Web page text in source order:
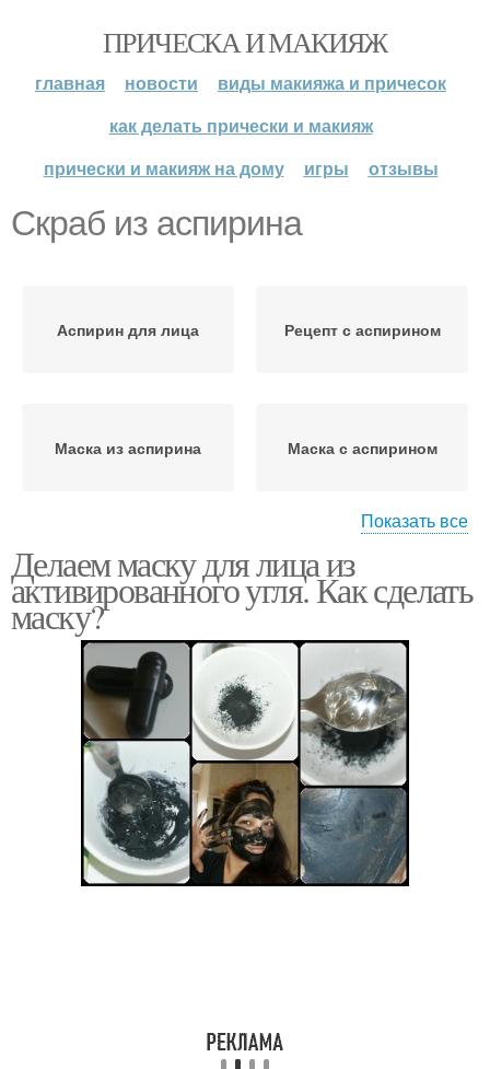
ПРИЧЕСКА И МАКИЯЖ
главная новости
виды макияжа и причесок
как делать прически и макияж
прически и макияж на дому
игры отзывы
Скраб из аспирина
Аспирин для лица Рецепт с аспирином
Маска из аспирина Маска с аспирином
Аспирин от морщин Молодильный аспирин
Аспирин для кожи
Показать все
Делаем маску для лица из
активированного угля. Как сделать
маску?